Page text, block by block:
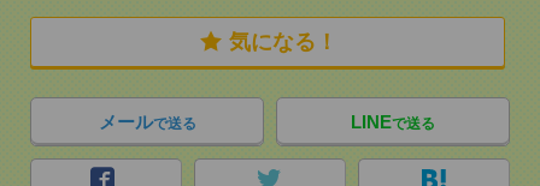
気になる！
メールで送る LINEで送る